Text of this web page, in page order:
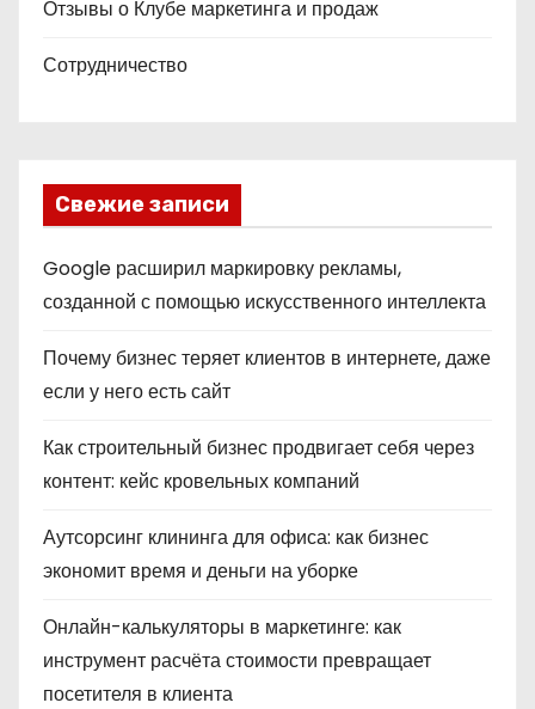
Отзывы о Клубе маркетинга и продаж
Сотрудничество
Свежие записи
Google расширил маркировку рекламы,
созданной с помощью искусственного интеллекта
Почему бизнес теряет клиентов в интернете, даже
если у него есть сайт
Как строительный бизнес продвигает себя через
контент: кейс кровельных компаний
Аутсорсинг клининга для офиса: как бизнес
экономит время и деньги на уборке
Онлайн-калькуляторы в маркетинге: как
инструмент расчёта стоимости превращает
посетителя в клиента